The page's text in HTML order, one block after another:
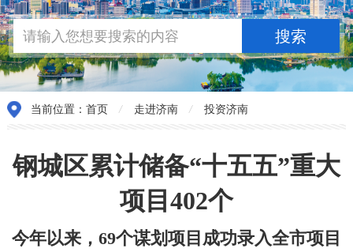
当前位置： 首页 / 走进济南 / 投资济南
钢城区累计储备“十五五”重大
项目402个
今年以来，69个谋划项目成功录入全市项目